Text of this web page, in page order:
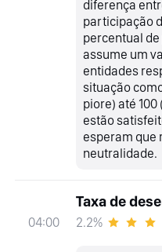
diferença
participação
percentual
assume um
entidades
situação
piore) até
estão
esperam que
neutralidade.
04:00
Taxa de
2.2%